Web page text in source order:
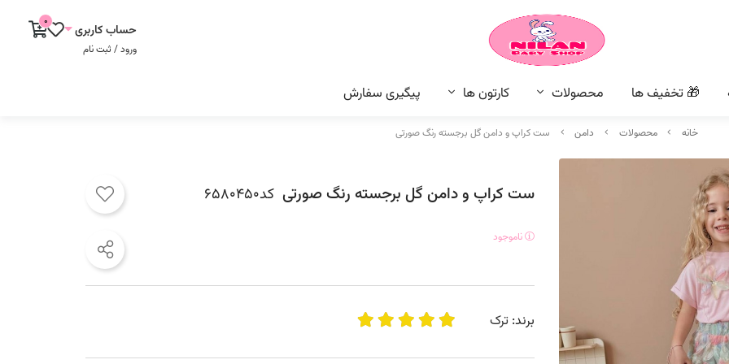
حساب کاربری
ورود / ثبت نام
0
🎁 تخفیف ها محصولات کارتون ها پیگیری سفارش
خانه محصولات دامن ست کراپ و دامن گل برجسته رنگ صورتی
ست کراپ و دامن گل برجسته رنگ صورتی کد
ناموجود
برند: ترک